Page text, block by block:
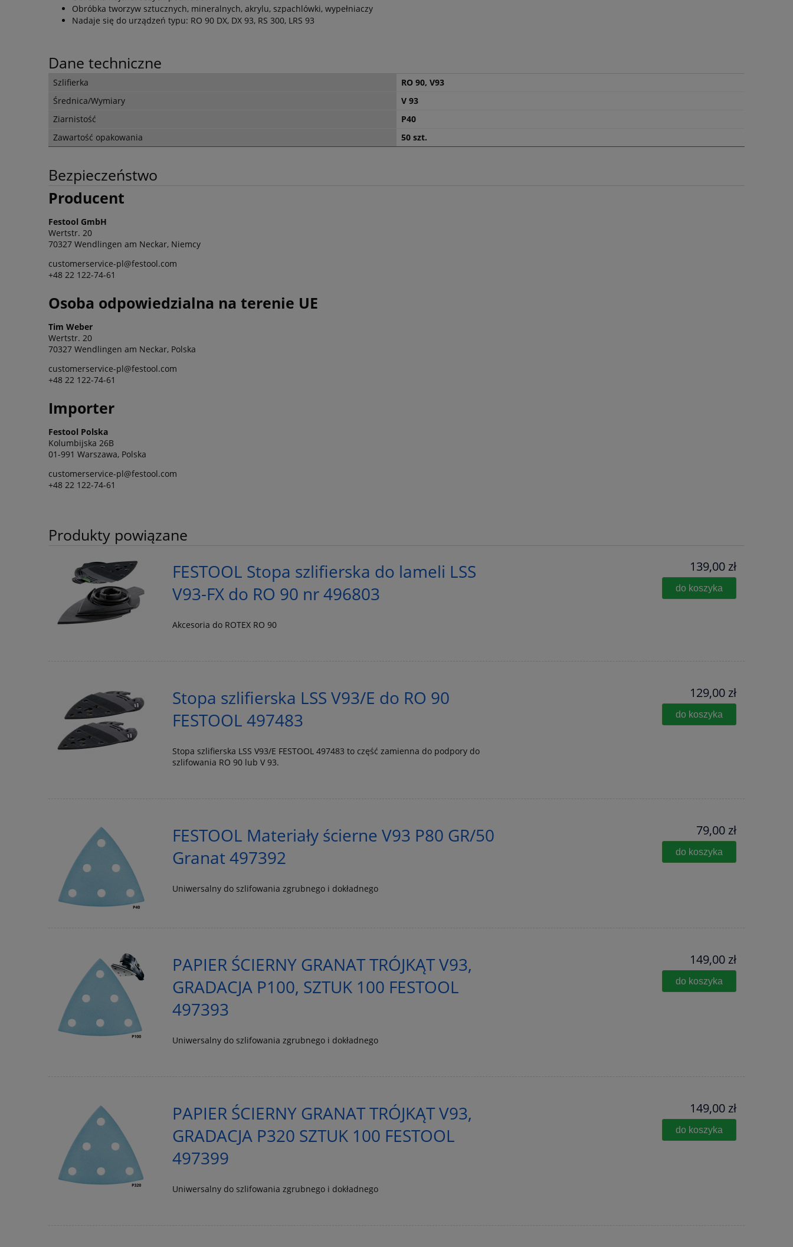
Obróbka tworzyw sztucznych, mineralnych, akrylu, szpachlówki, wypełniaczy
Nadaje się do urządzeń typu: RO 90 DX, DX 93, RS 300, LRS 93
Dane techniczne
Szlifierka
RO 90, V93
Średnica/Wymiary
V 93
Ziarnistość
P40
Zawartość opakowania
50 szt.
Bezpieczeństwo
Producent
Festool GmbH
Wertstr. 20
70327 Wendlingen am Neckar, Niemcy
customerservice-pl@festool.com
+48 22 122-74-61
Osoba odpowiedzialna na terenie UE
Tim Weber
Wertstr. 20
70327 Wendlingen am Neckar, Polska
customerservice-pl@festool.com
+48 22 122-74-61
Importer
Festool Polska
Kolumbijska 26B
01-991 Warszawa, Polska
customerservice-pl@festool.com
+48 22 122-74-61
Produkty powiązane
FESTOOL Stopa szlifierska do lameli LSS
V93-FX do RO 90 nr 496803
Akcesoria do ROTEX RO 90
139,00 zł
do koszyka
Stopa szlifierska LSS V93/E do RO 90
FESTOOL 497483
Stopa szlifierska LSS V93/E FESTOOL 497483 to część zamienna do podpory do
szlifowania RO 90 lub V 93.
129,00 zł
do koszyka
FESTOOL Materiały ścierne V93 P80 GR/50
Granat 497392
Uniwersalny do szlifowania zgrubnego i dokładnego
79,00 zł
do koszyka
PAPIER ŚCIERNY GRANAT TRÓJKĄT V93,
GRADACJA P100, SZTUK 100 FESTOOL
497393
Uniwersalny do szlifowania zgrubnego i dokładnego
149,00 zł
do koszyka
PAPIER ŚCIERNY GRANAT TRÓJKĄT V93,
GRADACJA P320 SZTUK 100 FESTOOL
497399
Uniwersalny do szlifowania zgrubnego i dokładnego
149,00 zł
do koszyka